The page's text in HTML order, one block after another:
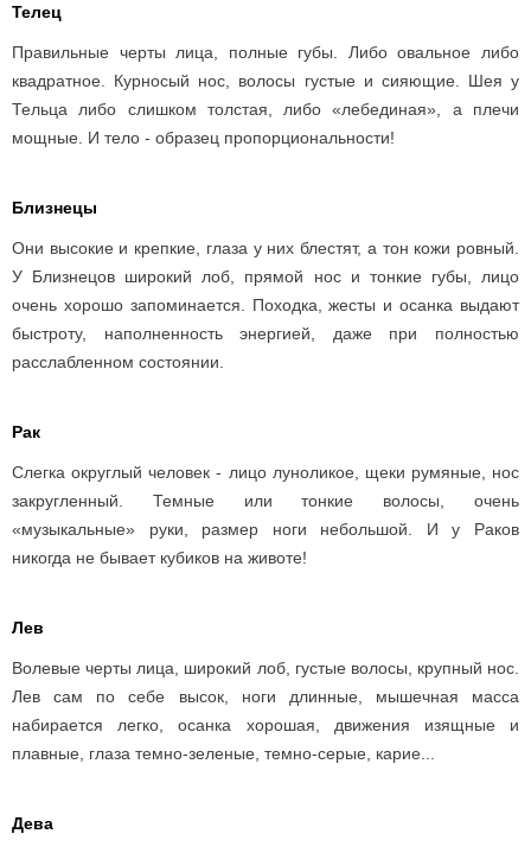
Телец
Правильные черты лица, полные губы. Либо овальное либо
квадратное. Курносый нос, волосы густые и сияющие. Шея у
Тельца либо слишком толстая, либо «лебединая», а плечи
мощные. И тело - образец пропорциональности!
Близнецы
Они высокие и крепкие, глаза у них блестят, а тон кожи ровный.
У Близнецов широкий лоб, прямой нос и тонкие губы, лицо
очень хорошо запоминается. Походка, жесты и осанка выдают
быстроту, наполненность энергией, даже при полностью
расслабленном состоянии.
Рак
Слегка округлый человек - лицо луноликое, щеки румяные, нос
закругленный. Темные или тонкие волосы, очень
«музыкальные» руки, размер ноги небольшой. И у Раков
никогда не бывает кубиков на животе!
Лев
Волевые черты лица, широкий лоб, густые волосы, крупный нос.
Лев сам по себе высок, ноги длинные, мышечная масса
набирается легко, осанка хорошая, движения изящные и
плавные, глаза темно-зеленые, темно-серые, карие...
Дева